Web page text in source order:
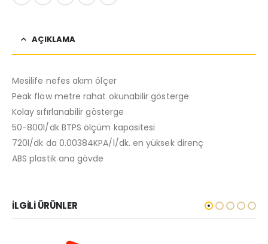
AÇIKLAMA
Mesilife nefes akım ölçer
Peak flow metre rahat okunabilir gösterge
Kolay sıfırlanabilir gösterge
50-800l/dk BTPS ölçüm kapasitesi
720l/dk da 0.00384KPA/l/dk. en yüksek direnç
ABS plastik ana gövde
İLGILI ÜRÜNLER